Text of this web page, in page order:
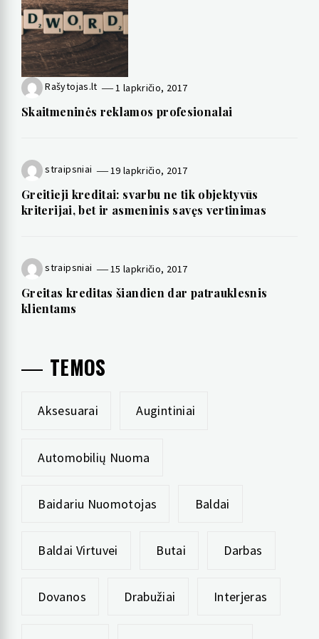
Rašytojas.lt 1 lapkričio, 2017
Skaitmeninės reklamos profesionalai
straipsniai 19 lapkričio, 2017
Greitieji kreditai: svarbu ne tik objektyvūs
kriterijai, bet ir asmeninis savęs vertinimas
straipsniai 15 lapkričio, 2017
Greitas kreditas šiandien dar patrauklesnis
klientams
TEMOS
Aksesuarai Augintiniai
Automobilių Nuoma
Baidariu Nuomotojas Baldai
Baldai Virtuvei Butai Darbas
Dovanos Drabužiai Interjeras